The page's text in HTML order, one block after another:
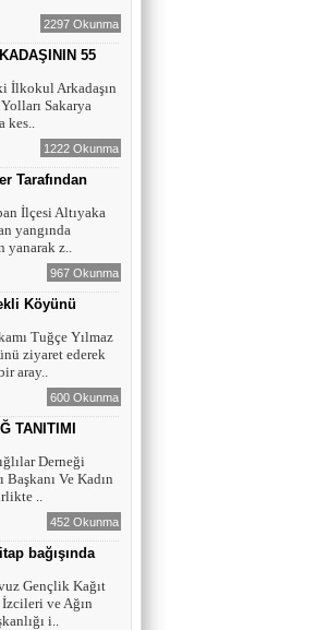
: SÜNDÜS
YAZAR
İlk
DOĞAN
ENGELLİ
MİDRAN YOKUŞ
2297 Okunma
55
İlkokul Arkadaşın
Sakarya
kes..
1222 Okunma
Tarafından
İlçesi Altıyaka
yangında
z..
967 Okunma
Köyünü
Tuğçe Yılmaz
ziyaret ederek
aray..
600 Okunma
TANITIMI
Derneği
Başkanı Ve Kadın
..
452 Okunma
bağışında
Gençlik Kağıt
ve Ağın
i..